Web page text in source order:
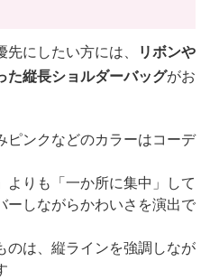
にしたい方には、
リボンや
た縦長ショルダーバッグがお
ピンクなどのカラーはコーデ
りも「一か所に集中」して
ーしながらかわいさを演出で
のは、縦ラインを強調しなが